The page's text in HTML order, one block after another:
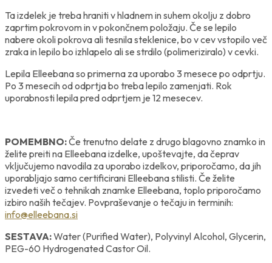
Ta izdelek je treba hraniti v hladnem in suhem okolju z dobro
zaprtim pokrovom in v pokončnem položaju. Če se lepilo
nabere okoli pokrova ali tesnila steklenice, bo v cev vstopilo več
zraka in lepilo bo izhlapelo ali se strdilo (polimeriziralo) v cevki.
Lepila Elleebana so primerna za uporabo 3 mesece po odprtju.
Po 3 mesecih od odprtja bo treba lepilo zamenjati. Rok
uporabnosti lepila pred odprtjem je 12 mesecev.
POMEMBNO:Če trenutno delate z drugo blagovno znamko in
želite preiti na Elleebana izdelke, upoštevajte, da čeprav
vključujemo navodila za uporabo izdelkov, priporočamo, da jih
uporabljajo samo certificirani Elleebana stilisti. Če želite
izvedeti več o tehnikah znamke Elleebana, toplo priporočamo
izbiro naših tečajev. Povpraševanje o tečaju in terminih:
info@elleebana.si
SESTAVA:Water (Purified Water), Polyvinyl Alcohol, Glycerin,
PEG-60 Hydrogenated Castor Oil.